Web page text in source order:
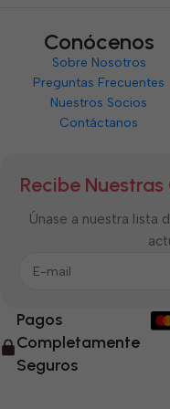
Conócenos
Sobre Nosotros
Preguntas Frecuentes
Nuestros Socios
Contáctanos
Recibe
Únase a nuestra lista
Pagos
Completamente
Seguros